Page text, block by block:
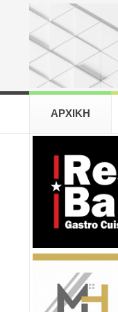
ΑΡΧΙΚΗ